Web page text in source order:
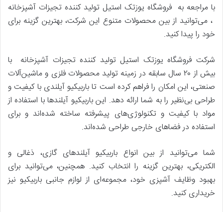
با مراجعه به فروشگاه یوزتک استیل تولید کننده تجیزات آشپزخانه
، می‌توانید از بین محصولات متنوع این شرکت، بهترین گزینه برای
خود را پیدا کنید.
شرکت فروشگاه یوزتک استیل تولید کننده تجیزات آشپزخانه با
بیش از ۲۰ سال سابقه در زمینه تولید محصولات فلزی و ماشین‌آلات
صنعتی، این امکان را فراهم کرده است تا باربیکیو آیلندی با کیفیت و
طراحی بی‌نظیر را به شما ارائه دهد. این باربیکیو آیلندها با استفاده از
مواد با کیفیت و تکنولوژی‌های پیشرفته ساخته شده‌اند و برای
استفاده در فضاهای خارجی طراحی شده‌اند.
شما می‌توانید از بین انواع باربیکیو آیلند‌های گازی، ذغالی و
الکتریکی، بهترین گزینه را انتخاب کنید. همچنین، می‌توانید برای
بهبود وظایف آشپزی خود، مجموعه‌ای از لوازم جانبی باربیکیو نیز
خریداری کنید.